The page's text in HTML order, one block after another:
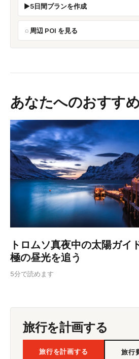
5日間プランを作成
周辺 POI を見る
あなたへのおすす
トロムソ真夜中の太陽ガイ
極の昼光を追う
5分で読めます
旅行を計画する
旅行を計画する 旅行